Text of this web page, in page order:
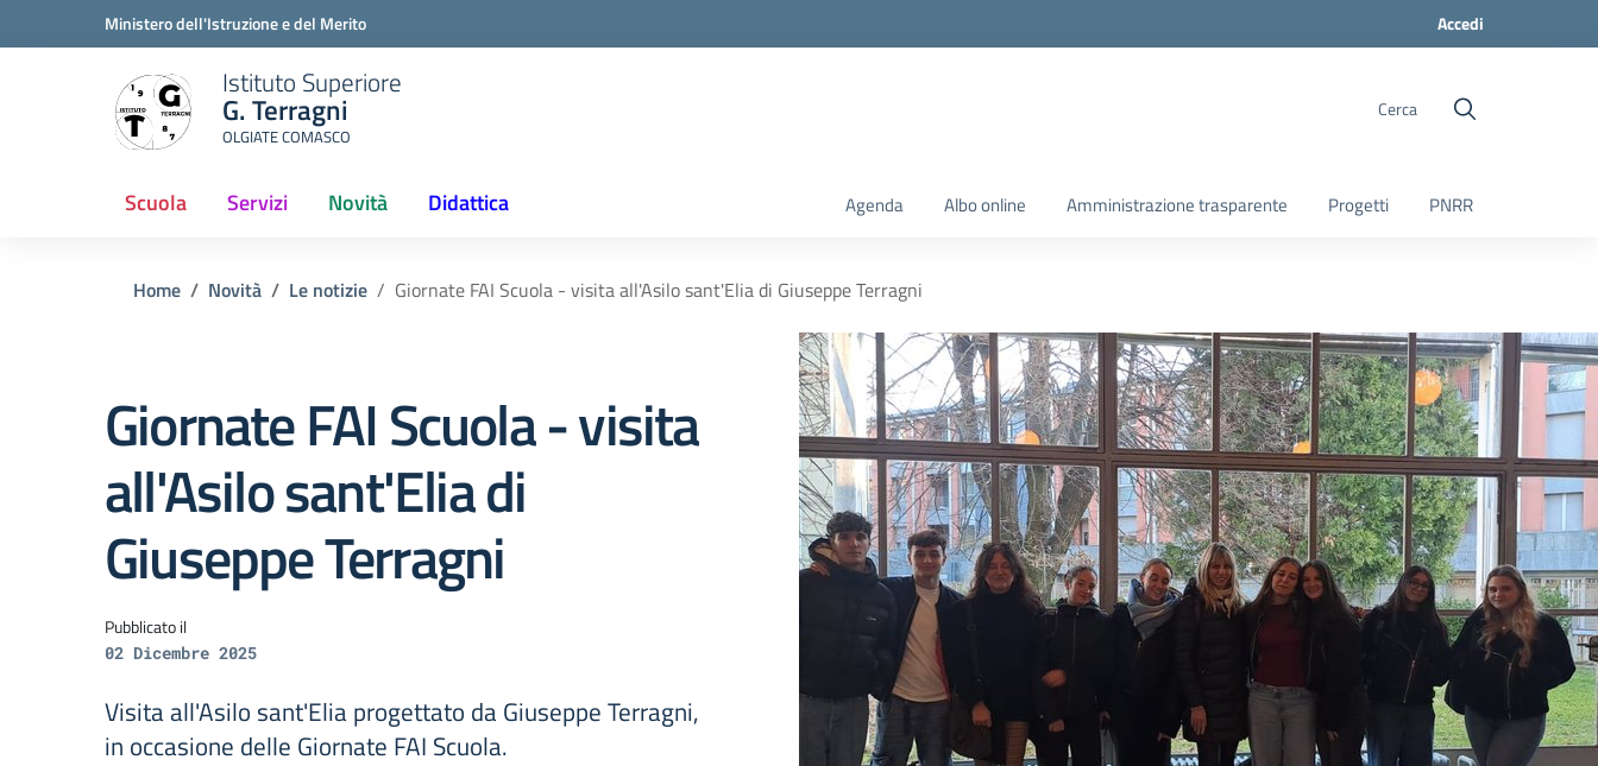
Ministero dell'Istruzione e del Merito Accedi
Istituto Superiore
G. Terragni
OLGIATE COMASCO
Cerca
Scuola Servizi Novità Didattica Agenda Albo online Amministrazione trasparente Progetti PNRR
Home Novità Le notizie Giornate FAI Scuola - visita all'Asilo sant'Elia di Giuseppe Terragni
Giornate FAI Scuola - visita
all'Asilo sant'Elia di
Giuseppe Terragni
Pubblicato il
02 Dicembre 2025
Visita all'Asilo sant'Elia progettato da Giuseppe Terragni,
in occasione delle Giornate FAI Scuola.